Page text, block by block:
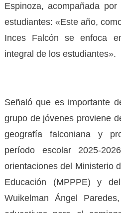
Espinoza, acompañada
estudiantes: «Este año,
Inces Falcón se enfoca
integral de los estudiantes».
Señaló que es importante
grupo de jóvenes proviene
geografía falconiana y
período escolar 2025-
orientaciones del Ministerio
Educación (MPPPE) y
Wuikelman Ángel